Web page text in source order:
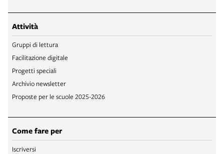
Attività
Gruppi di lettura
Facilitazione digitale
Progetti speciali
Archivio newsletter
Proposte per le scuole 2025-2026
Come fare per
Iscriversi